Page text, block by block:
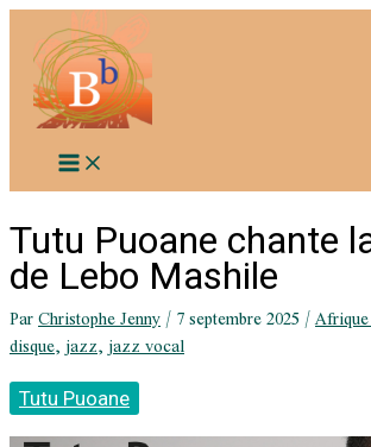
contenu
Tutu Puoane chante
de Lebo Mashile
ParChristophe Jenny/7 septembre 2025/
disque,jazz,jazz vocal
Tutu Puoane